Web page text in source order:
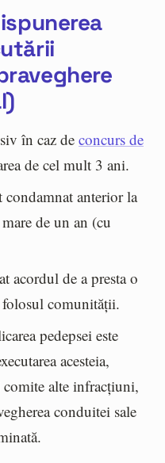
în caz deconcurs de
de cel mult 3 ani.
anterior la
de un an (cu
acordul de a presta o
folosul comunității.
pedepsei este
acesteia,
alte infracțiuni,
conduitei sale